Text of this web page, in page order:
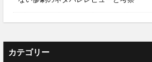
カテゴリー